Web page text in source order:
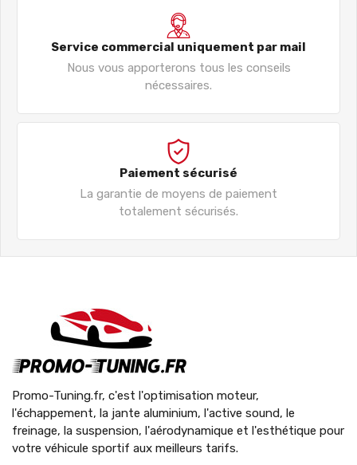
Service commercial uniquement par mail
Nous vous apporterons tous les conseils
nécessaires.
Paiement sécurisé
La garantie de moyens de paiement
totalement sécurisés.
Promo-Tuning.fr, c'est l'optimisation moteur,
l'échappement, la jante aluminium, l'active sound, le
freinage, la suspension, l'aérodynamique et l'esthétique pour
votre véhicule sportif aux meilleurs tarifs.